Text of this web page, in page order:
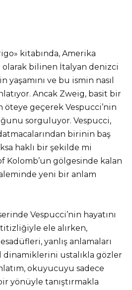
kitabında, Amerika
olarak bilinen İtalyan denizci
yaşamını ve bu ismin nasıl
Ancak Zweig, basit bir
geçerek Vespucci’nin
sorguluyor. Vespucci,
birinin baş
haklı bir şekilde mi
Kolomb’un gölgesinde kalan
yeni bir anlam
Vespucci’nin hayatını
ele alırken,
yanlış anlamaları
dinamiklerini ustalıkla gözler
okuyucuyu sadece
yönüyle tanıştırmakla